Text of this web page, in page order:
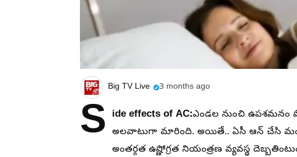
Big TV Live 3 months ago
S ide effects of AC:ఎండల నుంచి ఉపశమనం
అలవాటుగా మారింది. అయితే.. ఏసీ ఆన్ చేసి
అంతర్గత ఉష్ణోగ్రత నియంత్రణ వ్యవస్థ